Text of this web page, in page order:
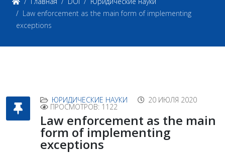
Law enforcement as the main form of implementing
exceptions
ЮРИДИЧЕСКИЕ НАУКИ 20 ИЮЛЯ 2020
ПРОСМОТРОВ: 1122
Law enforcement as the main
form of implementing
exceptions